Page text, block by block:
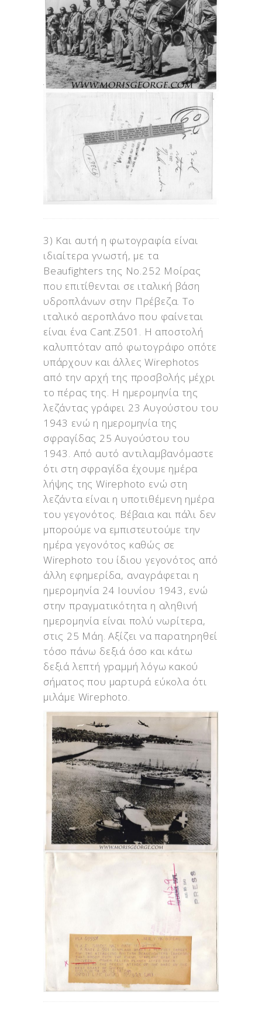
3) Και αυτή η φωτογραφία είναι
ιδιαίτερα γνωστή, με τα
Beaufighters της No.252 Μοίρας
που επιτίθενται σε ιταλική βάση
υδροπλάνων στην Πρέβεζα. Το
ιταλικό αεροπλάνο που φαίνεται
είναι ένα Cant.Z501. Η αποστολή
καλυπτόταν από φωτογράφο οπότε
υπάρχουν και άλλες Wirephotos
από την αρχή της προσβολής μέχρι
το πέρας της. Η ημερομηνία της
λεζάντας γράφει 23 Αυγούστου του
1943 ενώ η ημερομηνία της
σφραγίδας 25 Αυγούστου του
1943. Από αυτό αντιλαμβανόμαστε
ότι στη σφραγίδα έχουμε ημέρα
λήψης της Wirephoto ενώ στη
λεζάντα είναι η υποτιθέμενη ημέρα
του γεγονότος. Βέβαια και πάλι δεν
μπορούμε να εμπιστευτούμε την
ημέρα γεγονότος καθώς σε
Wirephoto του ίδιου γεγονότος από
άλλη εφημερίδα, αναγράφεται η
ημερομηνία 24 Ιουνίου 1943, ενώ
στην πραγματικότητα η αληθινή
ημερομηνία είναι πολύ νωρίτερα,
στις 25 Μάη. Αξίζει να παρατηρηθεί
τόσο πάνω δεξιά όσο και κάτω
δεξιά λεπτή γραμμή λόγω κακού
σήματος που μαρτυρά εύκολα ότι
μιλάμε Wirephoto.